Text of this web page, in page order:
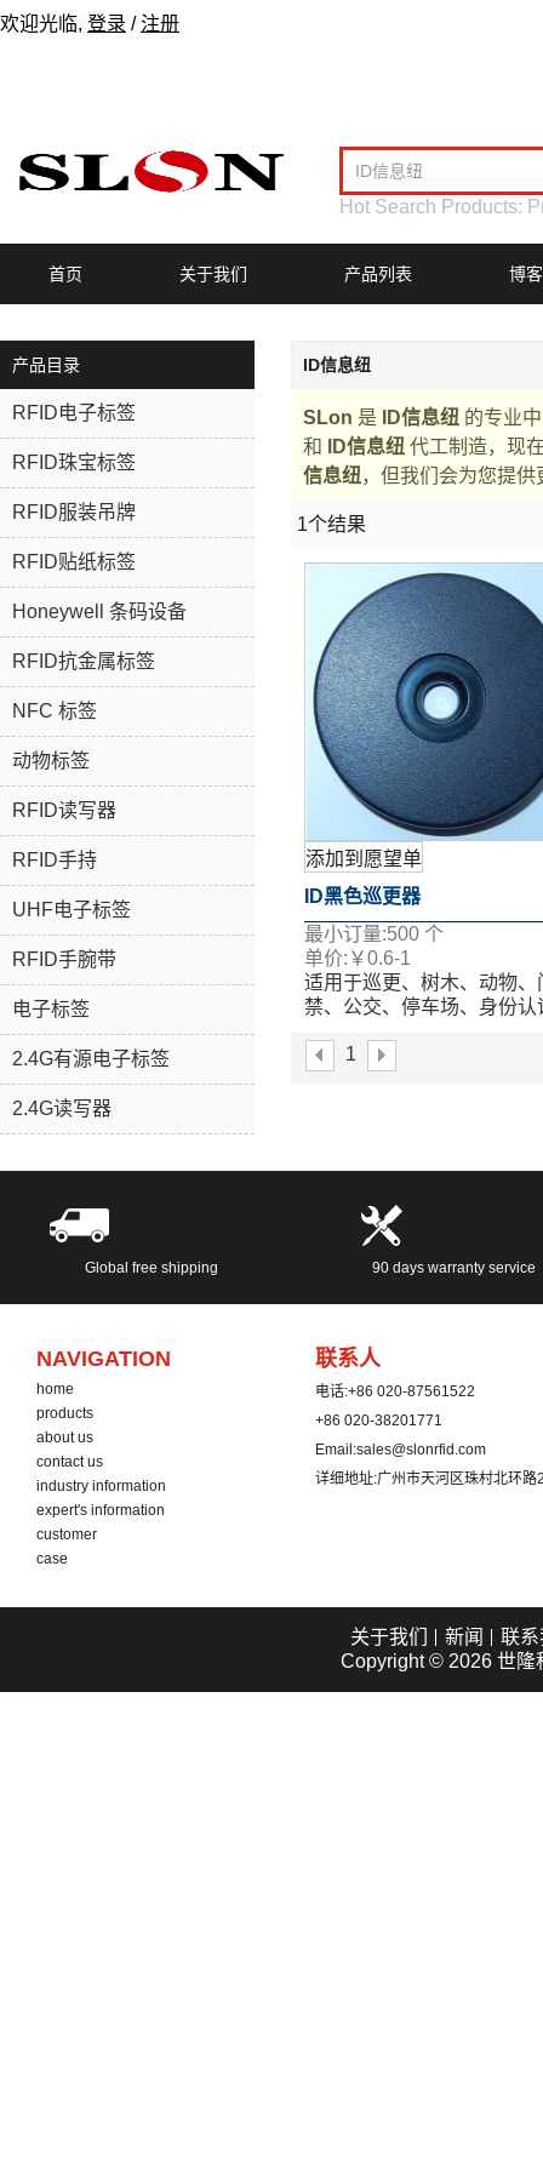
欢迎光临, 登录 / 注册
Hot Search Products:
首页 关于我们 产品列表 博客
产品目录
RFID电子标签
RFID珠宝标签
RFID服装吊牌
RFID贴纸标签
Honeywell 条码设备
RFID抗金属标签
NFC 标签
动物标签
RFID读写器
RFID手持
UHF电子标签
RFID手腕带
电子标签
2.4G有源电子标签
2.4G读写器
ID信息纽
SLon 是 ID信息纽 的专业
和
ID信息纽 代工制造，现
信息纽，但我们会为您提供
1个结果
添加到愿望单
ID黑色巡更器
最小订量:500 个
单价: ￥0.6-1
适用于巡更、树木、动物、
禁、公交、停车场、身份认
产品标识等。
1
Global free shipping 90 days warranty service
NAVIGATION
home
products
about us
contact us
industry information
expert's information
customer
case
联系人
电话:+86 020-87561522
+86 020-38201771
Email:sales@slonrfid.com
详细地址:广州市天河区珠村北环
关于我们 新闻
联
Copyright © 2026 世隆